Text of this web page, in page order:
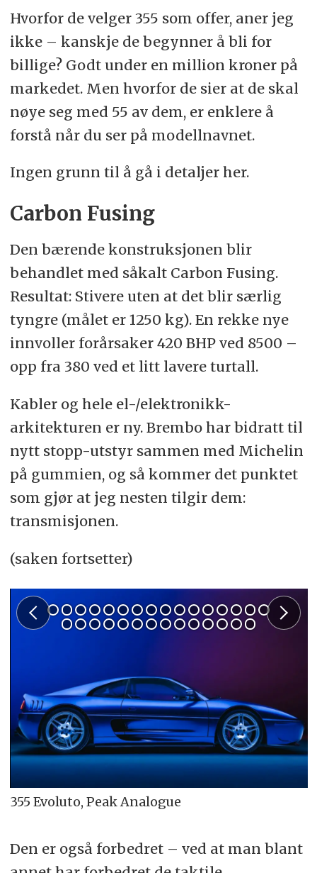
Hvorfor de velger 355 som offer, aner jeg
ikke – kanskje de begynner å bli for
billige? Godt under en million kroner på
markedet. Men hvorfor de sier at de skal
nøye seg med 55 av dem, er enklere å
forstå når du ser på modellnavnet.
Ingen grunn til å gå i detaljer her.
Carbon Fusing
Den bærende konstruksjonen blir
behandlet med såkalt Carbon Fusing.
Resultat: Stivere uten at det blir særlig
tyngre (målet er 1250 kg). En rekke nye
innvoller forårsaker 420 BHP ved 8500 –
opp fra 380 ved et litt lavere turtall.
Kabler og hele el-/elektronikk-
arkitekturen er ny. Brembo har bidratt til
nytt stopp-utstyr sammen med Michelin
på gummien, og så kommer det punktet
som gjør at jeg nesten tilgir dem:
transmisjonen.
(saken fortsetter)
355 Evoluto, Peak Analogue
Den er også forbedret – ved at man blant